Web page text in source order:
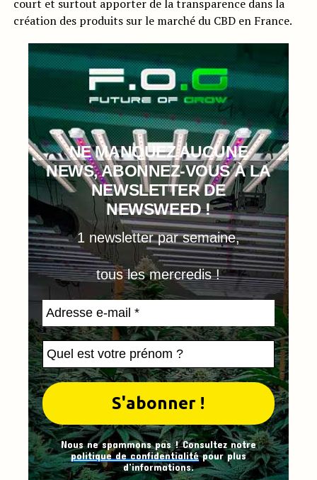
court et surtout apporter de la transparence dans la
création des produits sur le marché du CBD en France.
NE MANQUEZ AUCUNE
NEWS, ABONNEZ-VOUS À LA
NEWSLETTER DE
NEWSWEED !
1 newsletter par semaine,
tous les mercredis !
Nous ne spammons pas ! Consultez notre
politique de confidentialitépour plus
d’informations.